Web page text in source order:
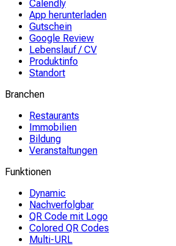
Calendly
App herunterladen
Gutschein
Google Review
Lebenslauf / CV
Produktinfo
Standort
Branchen
Restaurants
Immobilien
Bildung
Veranstaltungen
Funktionen
Dynamic
Nachverfolgbar
QR Code mit Logo
Colored QR Codes
Multi-URL